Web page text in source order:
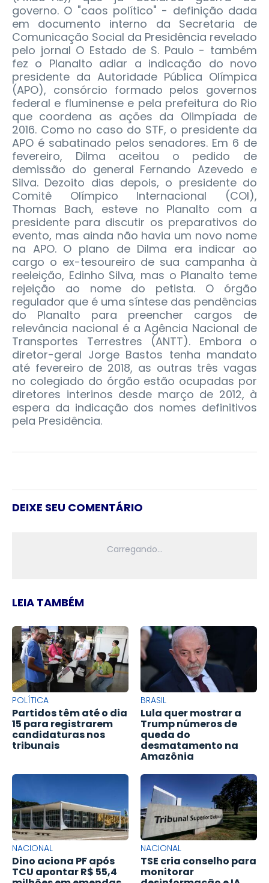
governo. O "caos político" - definição dada
em documento interno da Secretaria de
Comunicação Social da Presidência revelado
pelo jornal O Estado de S. Paulo - também
fez o Planalto adiar a indicação do novo
presidente da Autoridade Pública Olímpica
(APO), consórcio formado pelos governos
federal e fluminense e pela prefeitura do Rio
que coordena as ações da Olimpíada de
2016. Como no caso do STF, o presidente da
APO é sabatinado pelos senadores. Em 6 de
fevereiro, Dilma aceitou o pedido de
demissão do general Fernando Azevedo e
Silva. Dezoito dias depois, o presidente do
Comitê Olímpico Internacional (COI),
Thomas Bach, esteve no Planalto com a
presidente para discutir os preparativos do
evento, mas ainda não havia um novo nome
na APO. O plano de Dilma era indicar ao
cargo o ex-tesoureiro de sua campanha à
reeleição, Edinho Silva, mas o Planalto teme
rejeição ao nome do petista. O órgão
regulador que é uma síntese das pendências
do Planalto para preencher cargos de
relevância nacional é a Agência Nacional de
Transportes Terrestres (ANTT). Embora o
diretor-geral Jorge Bastos tenha mandato
até fevereiro de 2018, as outras três vagas
no colegiado do órgão estão ocupadas por
diretores interinos desde março de 2012, à
espera da indicação dos nomes definitivos
pela Presidência.
DEIXE SEU COMENTÁRIO
LEIA TAMBÉM
POLÍTICA
Partidos têm até o dia
15 para registrarem
candidaturas nos
tribunais
BRASIL
Lula quer mostrar a
Trump números de
queda do
desmatamento na
Amazônia
NACIONAL
Dino aciona PF após
TCU apontar R$ 55,4
NACIONAL
TSE cria conselho para
monitorar